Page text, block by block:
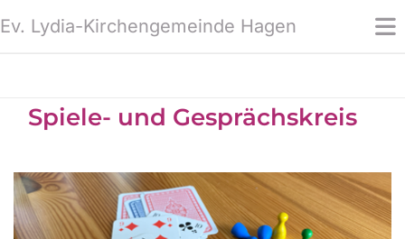
Ev. Lydia-Kirchengemeinde Hagen
Spiele- und Gesprächskreis